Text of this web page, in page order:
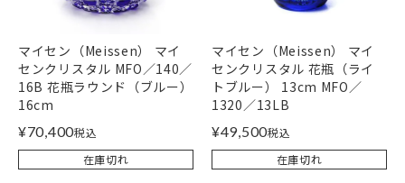
マイセン（Meissen） マイ
センクリスタル MFO／140／
16B 花瓶ラウンド（ブルー）
16cm
¥70,400税込
在庫切れ
マイセン（Meissen） マイ
センクリスタル 花瓶（ライ
トブルー） 13cm MFO／
1320／13LB
¥49,500税込
在庫切れ